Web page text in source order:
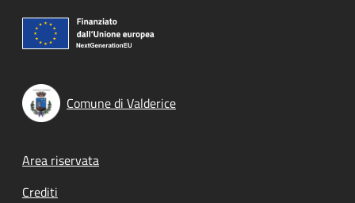
Comune di Valderice
Footer menu
Area riservata
Crediti